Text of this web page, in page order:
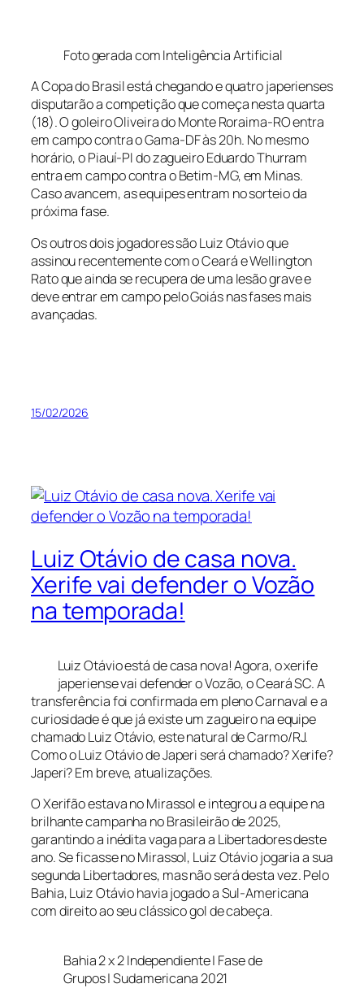
Foto gerada com Inteligência Artificial
A Copa do Brasil está chegando e quatro japerienses
disputarão a competição que começa nesta quarta
(18). O goleiro Oliveira do Monte Roraima-RO entra
em campo contra o Gama-DF às 20h. No mesmo
horário, o Piauí-PI do zagueiro Eduardo Thurram
entra em campo contra o Betim-MG, em Minas.
Caso avancem, as equipes entram no sorteio da
próxima fase.
Os outros dois jogadores são Luiz Otávio que
assinou recentemente com o Ceará e Wellington
Rato que ainda se recupera de uma lesão grave e
deve entrar em campo pelo Goiás nas fases mais
avançadas.
15/02/2026
Luiz Otávio de casa nova.
Xerife vai defender o Vozão
na temporada!
Luiz Otávio está de casa nova! Agora, o xerife
japeriense vai defender o Vozão, o Ceará SC. A
transferência foi confirmada em pleno Carnaval e a
curiosidade é que já existe um zagueiro na equipe
chamado Luiz Otávio, este natural de Carmo/RJ.
Como o Luiz Otávio de Japeri será chamado? Xerife?
Japeri? Em breve, atualizações.
O Xerifão estava no Mirassol e integrou a equipe na
brilhante campanha no Brasileirão de 2025,
garantindo a inédita vaga para a Libertadores deste
ano. Se ficasse no Mirassol, Luiz Otávio jogaria a sua
segunda Libertadores, mas não será desta vez. Pelo
Bahia, Luiz Otávio havia jogado a Sul-Americana
com direito ao seu clássico gol de cabeça.
Bahia 2 x 2 Independiente | Fase de
Grupos | Sudamericana 2021